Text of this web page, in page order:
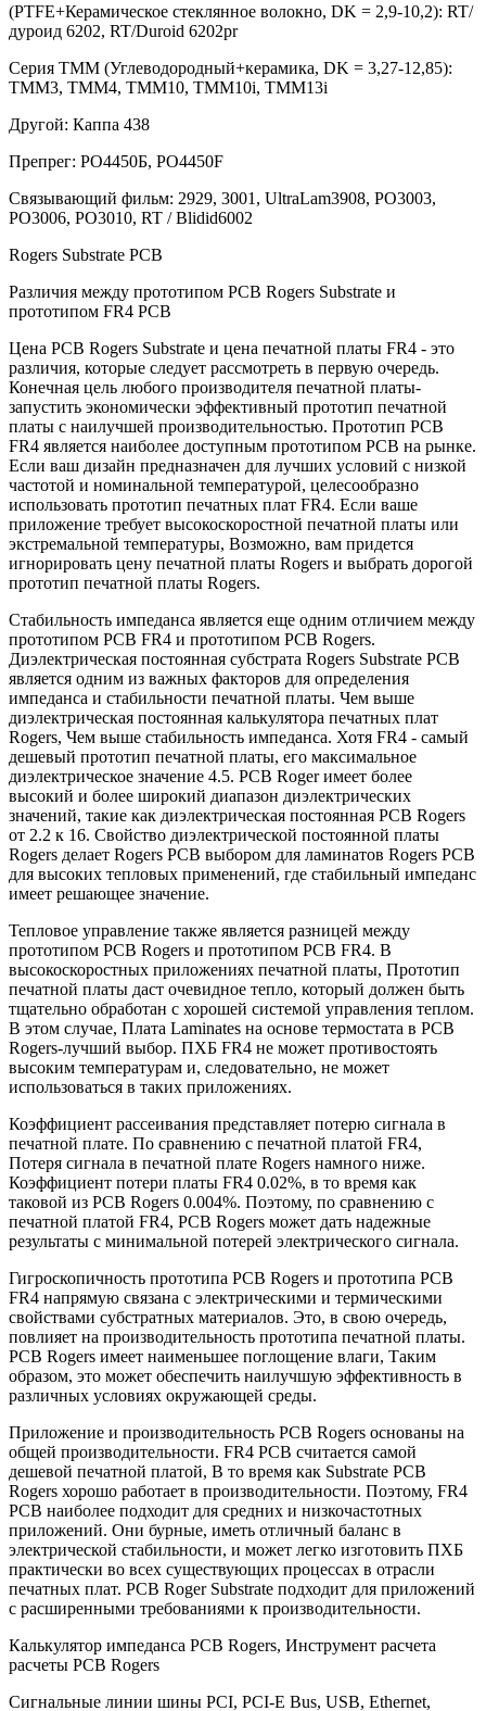
(PTFE+Керамическое стеклянное волокно, DK = 2,9-10,2): RT/
дуроид 6202, RT/Duroid 6202pr
Серия TMM (Углеводородный+керамика, DK = 3,27-12,85):
ТММ3, ТММ4, ТММ10, ТММ10i, ТММ13i
Другой: Каппа 438
Препрег: РО4450Б, РО4450F
Связывающий фильм: 2929, 3001, UltraLam3908, РО3003,
РО3006, РО3010, RT / Blidid6002
Rogers Substrate PCB
Различия между прототипом PCB Rogers Substrate и
прототипом FR4 PCB
Цена PCB Rogers Substrate и цена печатной платы FR4 - это
различия, которые следует рассмотреть в первую очередь.
Конечная цель любого производителя печатной платы-
запустить экономически эффективный прототип печатной
платы с наилучшей производительностью. Прототип PCB
FR4 является наиболее доступным прототипом PCB на рынке.
Если ваш дизайн предназначен для лучших условий с низкой
частотой и номинальной температурой, целесообразно
использовать прототип печатных плат FR4. Если ваше
приложение требует высокоскоростной печатной платы или
экстремальной температуры, Возможно, вам придется
игнорировать цену печатной платы Rogers и выбрать дорогой
прототип печатной платы Rogers.
Стабильность импеданса является еще одним отличием между
прототипом PCB FR4 и прототипом PCB Rogers.
Диэлектрическая постоянная субстрата Rogers Substrate PCB
является одним из важных факторов для определения
импеданса и стабильности печатной платы. Чем выше
диэлектрическая постоянная калькулятора печатных плат
Rogers, Чем выше стабильность импеданса. Хотя FR4 - самый
дешевый прототип печатной платы, его максимальное
диэлектрическое значение 4.5. PCB Roger имеет более
высокий и более широкий диапазон диэлектрических
значений, такие как диэлектрическая постоянная PCB Rogers
от 2.2 к 16. Свойство диэлектрической постоянной платы
Rogers делает Rogers PCB выбором для ламинатов Rogers PCB
для высоких тепловых применений, где стабильный импеданс
имеет решающее значение.
Тепловое управление также является разницей между
прототипом PCB Rogers и прототипом PCB FR4. В
высокоскоростных приложениях печатной платы, Прототип
печатной платы даст очевидное тепло, который должен быть
тщательно обработан с хорошей системой управления теплом.
В этом случае, Плата Laminates на основе термостата в PCB
Rogers-лучший выбор. ПХБ FR4 не может противостоять
высоким температурам и, следовательно, не может
использоваться в таких приложениях.
Коэффициент рассеивания представляет потерю сигнала в
печатной плате. По сравнению с печатной платой FR4,
Потеря сигнала в печатной плате Rogers намного ниже.
Коэффициент потери платы FR4 0.02%, в то время как
таковой из PCB Rogers 0.004%. Поэтому, по сравнению с
печатной платой FR4, PCB Rogers может дать надежные
результаты с минимальной потерей электрического сигнала.
Гигроскопичность прототипа PCB Rogers и прототипа PCB
FR4 напрямую связана с электрическими и термическими
свойствами субстратных материалов. Это, в свою очередь,
повлияет на производительность прототипа печатной платы.
PCB Rogers имеет наименьшее поглощение влаги, Таким
образом, это может обеспечить наилучшую эффективность в
различных условиях окружающей среды.
Приложение и производительность PCB Rogers основаны на
общей производительности. FR4 PCB считается самой
дешевой печатной платой, В то время как Substrate PCB
Rogers хорошо работает в производительности. Поэтому, FR4
PCB наиболее подходит для средних и низкочастотных
приложений. Они бурные, иметь отличный баланс в
электрической стабильности, и может легко изготовить ПХБ
практически во всех существующих процессах в отрасли
печатных плат. PCB Roger Substrate подходит для приложений
с расширенными требованиями к производительности.
Калькулятор импеданса PCB Rogers, Инструмент расчета
расчеты PCB Rogers
Сигнальные линии шины PCI, PCI-E Bus, USB, Ethernet,